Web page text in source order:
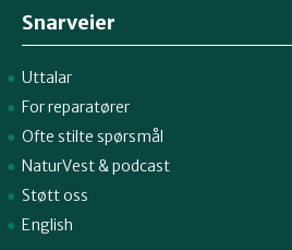
Snarveier
Uttalar
For reparatører
Ofte stilte spørsmål
NaturVest&podcast
Støtt oss
English